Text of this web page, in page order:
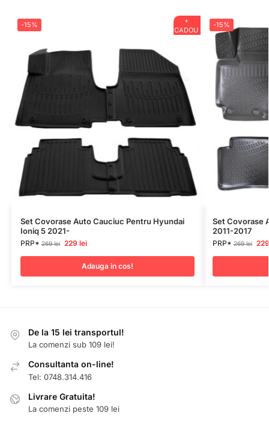
+
CADOU
-15%
Set Covorase Auto Cauciuc Pentru Hyundai
Ioniq 5 2021-
PRP*269lei 229 lei
Adauga in cos!
-15%
Set Covorase
2011-2017
PRP*269lei
De la 15 lei transportul!
La comenzi sub 109 lei!
Consultanta on-line!
Tel: 0748.314.416
Livrare Gratuita!
La comenzi peste 109 lei